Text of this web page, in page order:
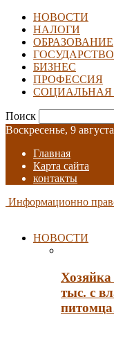
НОВОСТИ
НАЛОГИ
ОБРАЗОВАНИЕ
ГОСУДАРСТВО
БИЗНЕС
ПРОФЕССИЯ
СОЦИАЛЬНАЯ
Поиск
Воскресенье, 9
Главная
Карта сайта
контакты
Информационно
НОВОСТИ
Хозяйка
тыс. с